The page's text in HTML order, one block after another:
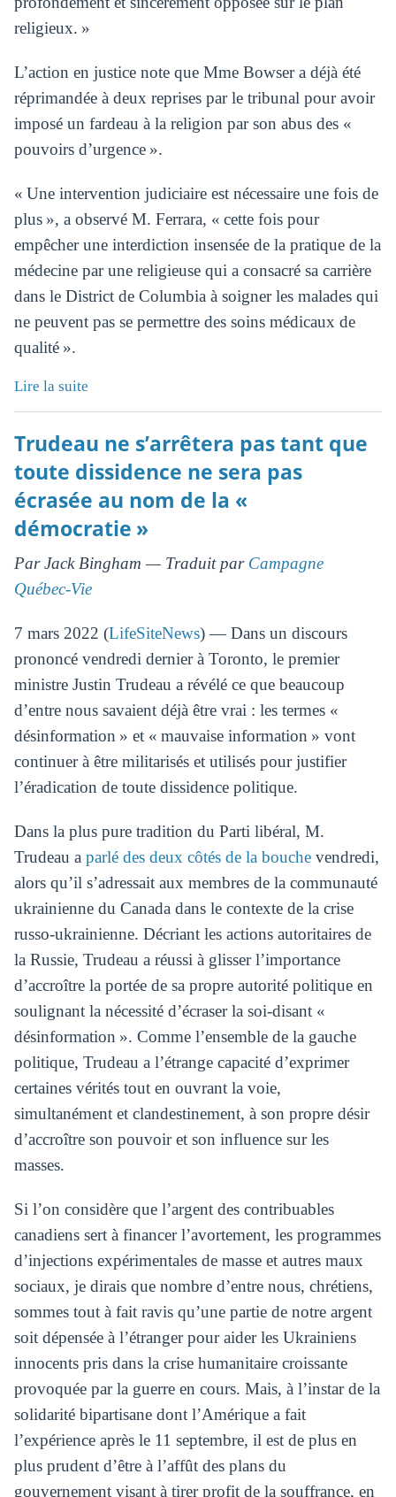
religieux. »
L’action en justice note que Mme Bowser a déjà été
réprimandée à deux reprises par le tribunal pour avoir
imposé un fardeau à la religion par son abus des «
pouvoirs d’urgence ».
« Une intervention judiciaire est nécessaire une fois de
plus », a observé M. Ferrara, « cette fois pour
empêcher une interdiction insensée de la pratique de la
médecine par une religieuse qui a consacré sa carrière
dans le District de Columbia à soigner les malades qui
ne peuvent pas se permettre des soins médicaux de
qualité ».
Lire la suite
Trudeau ne s’arrêtera pas tant que
toute dissidence ne sera pas
écrasée au nom de la «
démocratie »
Par Jack Bingham — Traduit par Campagne
Québec-Vie
7 mars 2022 (LifeSiteNews) — Dans un discours
prononcé vendredi dernier à Toronto, le premier
ministre Justin Trudeau a révélé ce que beaucoup
d’entre nous savaient déjà être vrai : les termes «
désinformation » et « mauvaise information » vont
continuer à être militarisés et utilisés pour justifier
l’éradication de toute dissidence politique.
Dans la plus pure tradition du Parti libéral, M.
Trudeau a parlé des deux côtés de la bouchevendredi,
alors qu’il s’adressait aux membres de la communauté
ukrainienne du Canada dans le contexte de la crise
russo-ukrainienne. Décriant les actions autoritaires de
la Russie, Trudeau a réussi à glisser l’importance
d’accroître la portée de sa propre autorité politique en
soulignant la nécessité d’écraser la soi-disant «
désinformation ». Comme l’ensemble de la gauche
politique, Trudeau a l’étrange capacité d’exprimer
certaines vérités tout en ouvrant la voie,
simultanément et clandestinement, à son propre désir
d’accroître son pouvoir et son influence sur les
masses.
Si l’on considère que l’argent des contribuables
canadiens sert à financer l’avortement, les programmes
d’injections expérimentales de masse et autres maux
sociaux, je dirais que nombre d’entre nous, chrétiens,
sommes tout à fait ravis qu’une partie de notre argent
soit dépensée à l’étranger pour aider les Ukrainiens
innocents pris dans la crise humanitaire croissante
provoquée par la guerre en cours. Mais, à l’instar de la
solidarité bipartisane dont l’Amérique a fait
l’expérience après le 11 septembre, il est de plus en
plus prudent d’être à l’affût des plans du
gouvernement visant à tirer profit de la souffrance, en